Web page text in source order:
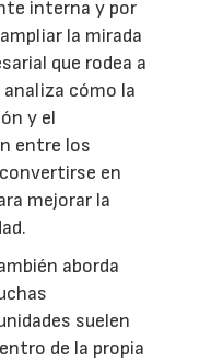
interna y por
la mirada
que rodea a
cómo la
y el
entre los
en
mejorar la
aborda
suelen
de la propia